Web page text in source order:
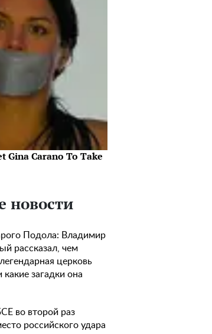
Gina Carano To Take
новости
Подола: Владимир
рассказал, чем
церковь
какие загадки она
во второй раз
российского удара